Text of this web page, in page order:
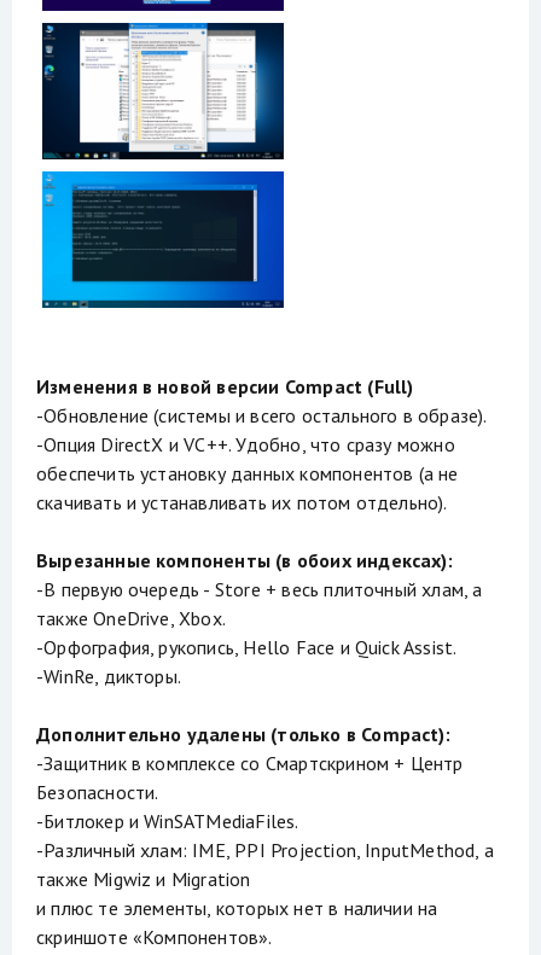
Изменения в новой версии Compact (Full)
-Обновление (системы и всего остального в образе).
-Опция DirectX и VC++. Удобно, что сразу можно
обеспечить установку данных компонентов (а не
скачивать и устанавливать их потом отдельно).
Вырезанные компоненты (в обоих индексах):
-В первую очередь - Store + весь плиточный хлам, а
также OneDrive, Xbox.
-Орфография, рукопись, Hello Face и Quick Assist.
-WinRe, дикторы.
Дополнительно удалены (только в Compact):
-Защитник в комплексе со Смартскрином + Центр
Безопасности.
-Битлокер и WinSATMediaFiles.
-Различный хлам: IME, PPI Projection, InputMethod, а
также Migwiz и Migration
и плюс те элементы, которых нет в наличии на
скриншоте «Компонентов».